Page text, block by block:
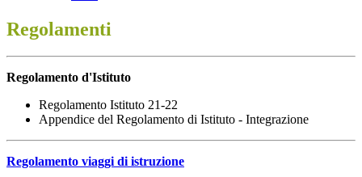
Regolamenti
Regolamento d'Istituto
Regolamento Istituto 21-22
Appendice del Regolamento di Istituto - Integrazione
Regolamento viaggi di istruzione